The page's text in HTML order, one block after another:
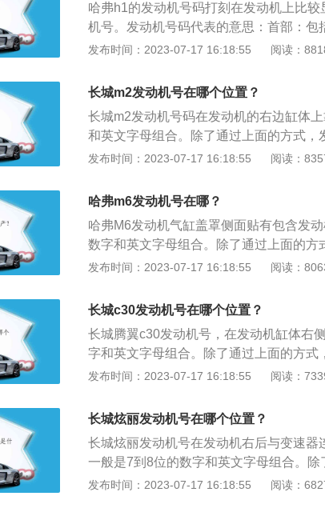
1.5升自然吸气四缸106马力发动机，最大
大扭矩138牛米，最大扭矩转速4200转，
变速箱和六速机械式自动变速箱（数据来
哈弗h1的发动机号码打刻在发动机上比
机号。发动机号码代表的意思：首部：
业代号，有制造厂根据需要自选相应的字
成。后部：由结构特征符号和用途特征符
品因改进等原因需要区分时，由制造厂选
用“-”分隔。
发布时间：2023-07-17 16:18:55 阅读：
长城m2发动机号在哪个位置？
长城m2发动机号码在发动机的右边缸体
和英文字母组合。除了通过上面的方式
看： 车辆行驶证上印有发动机号码，一
动机号。需要注意，发动机号不等于发动
生产编号，每台发动机只能使用一个发
的。
发布时间：2023-07-17 16:18:55 阅读：
哈弗m6发动机号在哪？
哈弗M6发动机气缸盖罩侧面贴有包含发
数字和英文字母组合。除了通过上面的
查看：车辆行驶证上印有发动机号码，一
发动机号。需要注意，发动机号不等于发
所属厂商中的规格和大小，发动机型号
的生产编号，每台发动机只能使用一个
样的。
发布时间：2023-07-17 16:18:55 阅读：
长城c30发动机号在哪个位置？
长城腾翼c30发动机号，在发动机缸体右
字和英文字母组合。除了通过上面的方
看：车辆行驶证上印有发动机号码，一般
动机号。需要注意，发动机号不等于发动
属厂商中的规格和大小，发动机型号可
生产编号，每台发动机只能使用一个发动
的。
发布时间：2023-07-17 16:18:55 阅读：
长城炫丽发动机号在哪个位置？
长城炫丽发动机号在发动机右后与变速器
一般是7到8位的数字和英文字母组合。
过以下4种方式查看：车辆行驶证上印有
发布时间：2023-07-17 16:18:55 阅读：